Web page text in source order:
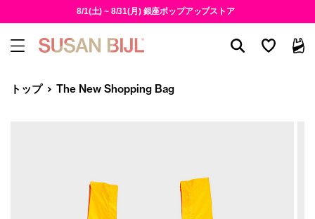
8/1(土) ~ 8/31(月) 銀座ポップアップストア
トップ The New Shopping Bag